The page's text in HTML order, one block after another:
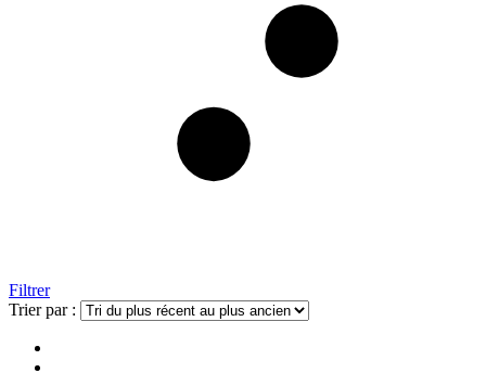
Filtrer
Trier par :